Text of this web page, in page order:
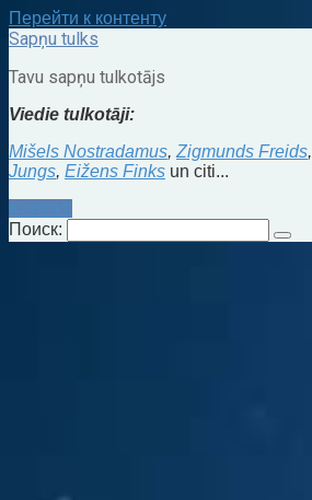
Перейти к контенту
Sapņu tulks
Tavu sapņu tulkotājs
Viedie tulkotāji:
Mišels Nostradamus, Zigmunds Freids,
Jungs, Eižens Finks un citi...
Kontakti
Поиск: